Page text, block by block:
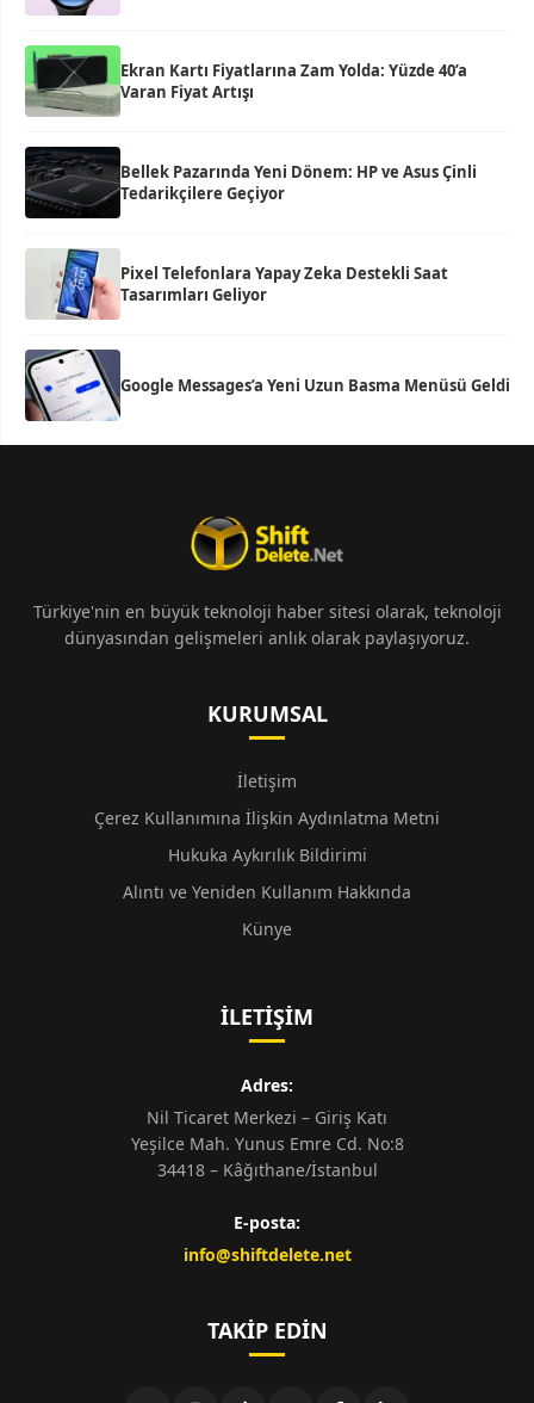
Ekran Kartı Fiyatlarına Zam Yolda: Yüzde 40’a
Varan Fiyat Artışı
Bellek Pazarında Yeni Dönem: HP ve Asus Çinli
Tedarikçilere Geçiyor
Pixel Telefonlara Yapay Zeka Destekli Saat
Tasarımları Geliyor
Google Messages’a Yeni Uzun Basma Menüsü Geldi
Türkiye'nin en büyük teknoloji haber sitesi olarak, teknoloji
dünyasından gelişmeleri anlık olarak paylaşıyoruz.
KURUMSAL
İletişim
Çerez Kullanımına İlişkin Aydınlatma Metni
Hukuka Aykırılık Bildirimi
Alıntı ve Yeniden Kullanım Hakkında
Künye
İLETIŞIM
Adres:
Nil Ticaret Merkezi – Giriş Katı
Yeşilce Mah. Yunus Emre Cd. No:8
34418 – Kâğıthane/İstanbul
E-posta:
info@shiftdelete.net
TAKIP EDIN